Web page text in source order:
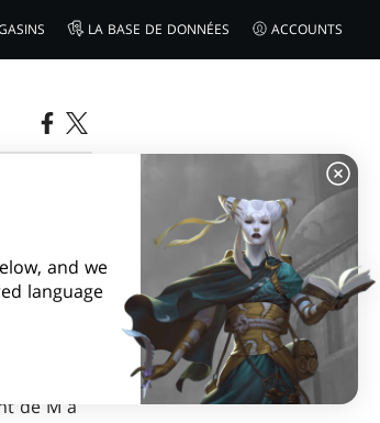
LA BASE DE DONNÉES ACCOUNTS
de M à
and we
language